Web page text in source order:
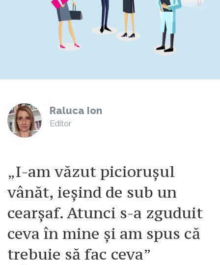
Raluca Ion
Editor
„I-am văzut piciorușul
vânăt, ieșind de sub un
cearșaf. Atunci s-a zguduit
ceva în mine și am spus că
trebuie să fac ceva”